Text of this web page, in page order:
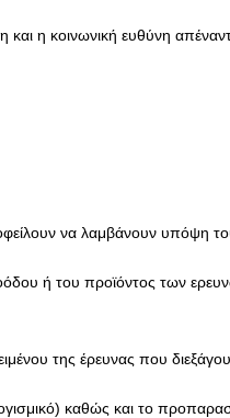
και η κοινωνική ευθύνη
να λαμβάνουν υπόψη
ή του προϊόντος των
της έρευνας που
καθώς και το